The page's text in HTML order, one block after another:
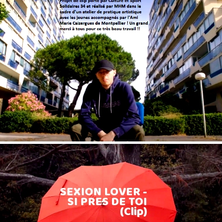
SEXION LOVER -
SI PRES DE TOI
(Clip)